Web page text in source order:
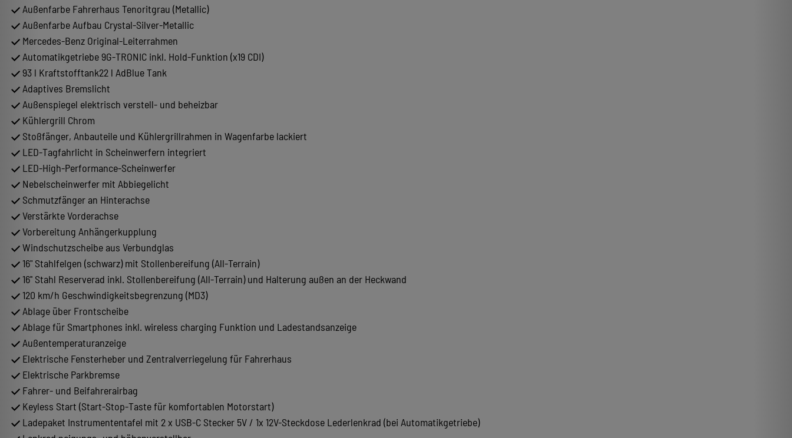
Außenfarbe Fahrerhaus Tenoritgrau (Metallic)
Außenfarbe Aufbau Crystal-Silver-Metallic
Mercedes-Benz Original-Leiterrahmen
Automatikgetriebe 9G-TRONIC inkl. Hold-Funktion (x19 CDI)
93 l Kraftstofftank22 l AdBlue Tank
Adaptives Bremslicht
Außenspiegel elektrisch verstell- und beheizbar
Kühlergrill Chrom
Stoßfänger, Anbauteile und Kühlergrillrahmen in Wagenfarbe lackiert
LED-Tagfahrlicht in Scheinwerfern integriert
LED-High-Performance-Scheinwerfer
Nebelscheinwerfer mit Abbiegelicht
Schmutzfänger an Hinterachse
Verstärkte Vorderachse
Vorbereitung Anhängerkupplung
Windschutzscheibe aus Verbundglas
16" Stahlfelgen (schwarz) mit Stollenbereifung (All-Terrain)
16'' Stahl Reserverad inkl. Stollenbereifung (All-Terrain) und Halterung außen an der Heckwand
120 km/h Geschwindigkeitsbegrenzung (MD3)
Ablage über Frontscheibe
Ablage für Smartphones inkl. wireless charging Funktion und Ladestandsanzeige
Außentemperaturanzeige
Elektrische Fensterheber und Zentralverriegelung für Fahrerhaus
Elektrische Parkbremse
Fahrer- und Beifahrerairbag
Keyless Start (Start-Stop-Taste für komfortablen Motorstart)
Ladepaket Instrumententafel mit 2 x USB-C Stecker 5V / 1x 12V-Steckdose Lederlenkrad (bei Automatikgetriebe)